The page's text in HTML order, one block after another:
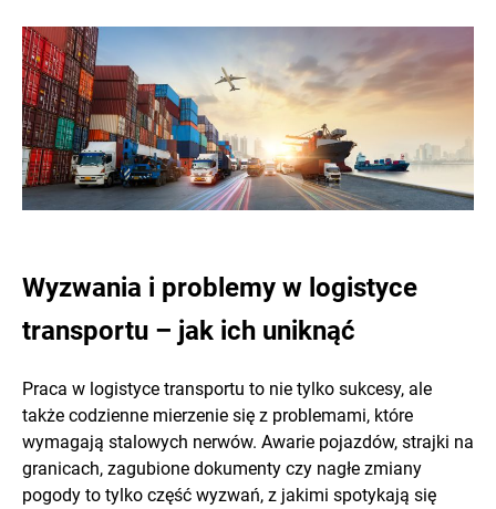
Wyzwania i problemy w logistyce
transportu – jak ich uniknąć
Praca w logistyce transportu to nie tylko sukcesy, ale
także codzienne mierzenie się z problemami, które
wymagają stalowych nerwów. Awarie pojazdów, strajki na
granicach, zagubione dokumenty czy nagłe zmiany
pogody to tylko część wyzwań, z jakimi spotykają się